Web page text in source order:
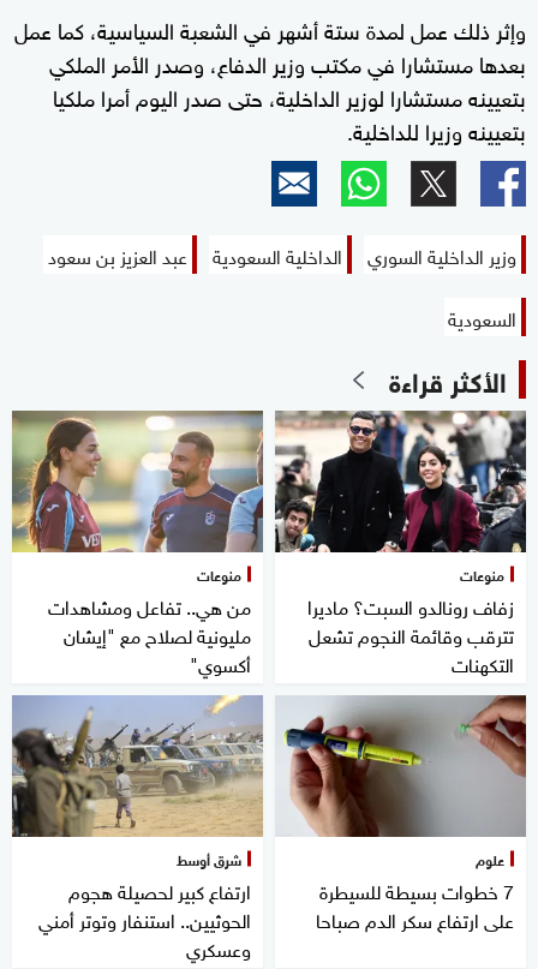
وإثر ذلك عمل لمدة ستة أشهر في الشعبة السياسية، كما عمل
بعدها مستشارا في مكتب وزير الدفاع، وصدر الأمر الملكي
بتعيينه مستشارا لوزير الداخلية، حتى صدر اليوم أمرا ملكيا
بتعيينه وزيرا للداخلية.
وزير الداخلية السوري الداخلية السعودية
عبد العزيز بن سعود
السعودية
الأكثر قراءة
منوعات
زفاف رونالدو السبت؟ ماديرا
تترقب وقائمة النجوم تشعل
التكهنات
منوعات
من هي.. تفاعل ومشاهدات
مليونية لصلاح مع "إيشان
أكسوي"
علوم
7 خطوات بسيطة للسيطرة
على ارتفاع سكر الدم صباحا
شرق أوسط
ارتفاع كبير لحصيلة هجوم
الحوثيين.. استنفار وتوتر أمني
وعسكري